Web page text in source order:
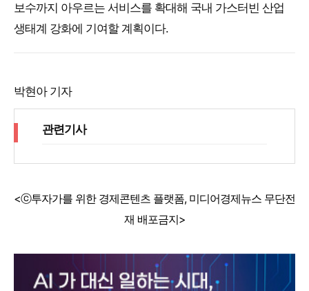
보수까지 아우르는 서비스를 확대해 국내 가스터빈 산업
생태계 강화에 기여할 계획이다.
박현아 기자
관련기사
<ⓒ투자가를 위한 경제콘텐츠 플랫폼, 미디어경제뉴스 무단전
재 배포금지>